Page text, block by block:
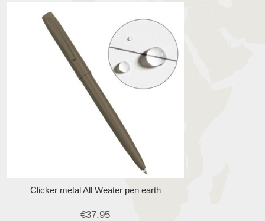
Clicker metal All Weater pen earth
€37,95